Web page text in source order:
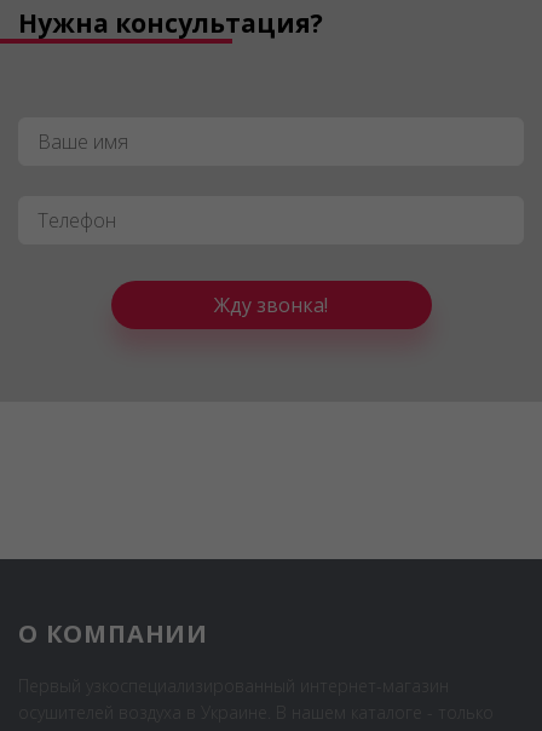
Нужна консультация?
Имя*
Телефон *
Жду звонка!
О КОМПАНИИ